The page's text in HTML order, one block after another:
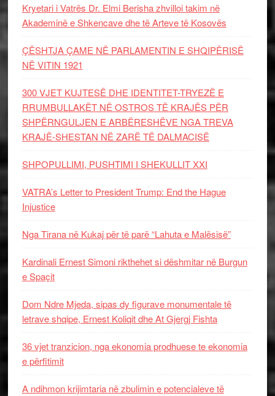
Kryetari i Vatrës Dr. Elmi Berisha zhvilloi takim në
Akademinë e Shkencave dhe të Arteve të Kosovës
ÇËSHTJA ÇAME NË PARLAMENTIN E SHQIPËRISË
NË VITIN 1921
300 VJET KUJTESË DHE IDENTITET-TRYEZË E
RRUMBULLAKËT NË OSTROS TË KRAJËS PËR
SHPËRNGULJEN E ARBËRESHËVE NGA TREVA
KRAJË-SHESTAN NË ZARË TË DALMACISË
SHPOPULLIMI, PUSHTIMI I SHEKULLIT XXI
VATRA’s Letter to President Trump: End the Hague
Injustice
Nga Tirana në Kukaj për të parë “Lahuta e Malësisë”
Kardinali Ernest Simoni rikthehet si dëshmitar në Burgun
e Spaçit
Dom Ndre Mjeda, sipas dy figurave monumentale të
letrave shqipe, Ernest Koliqit dhe At Gjergj Fishta
36 vjet tranzicion, nga ekonomia prodhuese te ekonomia
e përfitimit
A ndihmon krijimtaria në zbulimin e potencialeve të